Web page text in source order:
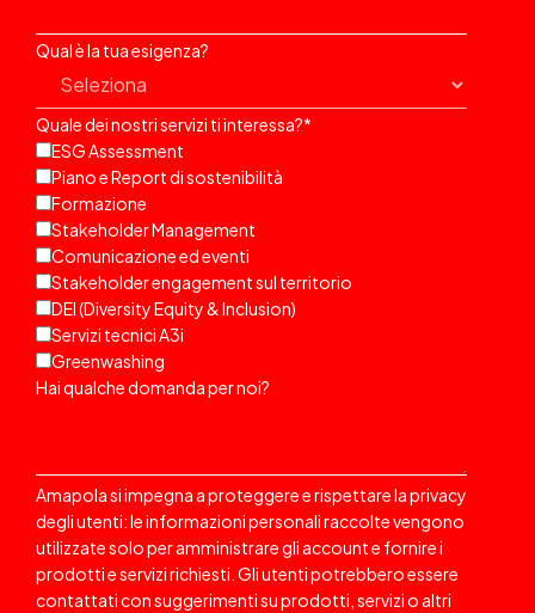
Qual è la tua esigenza?
Quale dei nostri servizi ti interessa?*
ESG Assessment
Piano e Report di sostenibilità
Formazione
Stakeholder Management
Comunicazione ed eventi
Stakeholder engagement sul territorio
DEI (Diversity Equity & Inclusion)
Servizi tecnici A3i
Greenwashing
Hai qualche domanda per noi?
Amapola si impegna a proteggere e rispettare la privacy
degli utenti: le informazioni personali raccolte vengono
utilizzate solo per amministrare gli account e fornire i
prodotti e servizi richiesti. Gli utenti potrebbero essere
contattaticon suggerimenti su prodotti, servizi o altri